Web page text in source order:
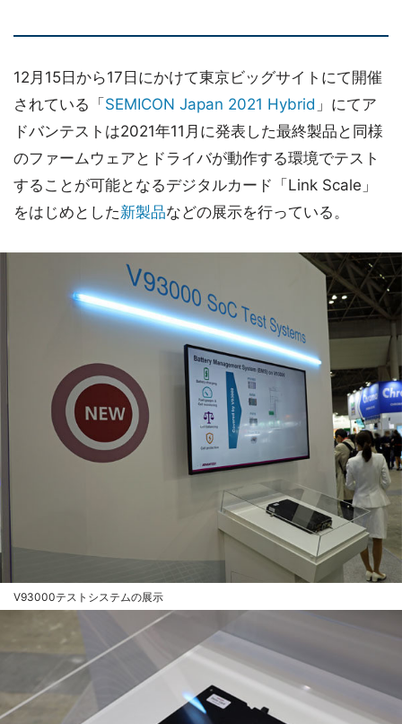
12月15日から17日にかけて東京ビッグサイトにて開催
されている「 SEMICON Japan 2021 Hybrid 」にてア
ドバンテストは2021年11月に発表した最終製品と同様
のファームウェアとドライバが動作する環境でテスト
することが可能となるデジタルカード「Link Scale」
をはじめとした新製品などの展示を行っている。
V93000テストシステムの展示